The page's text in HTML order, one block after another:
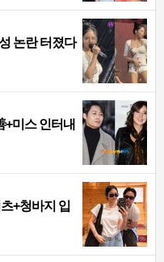
논란 터졌다
+미스 인터내
+청바지 입